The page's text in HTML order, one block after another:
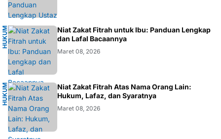
H
U
KU
M
I
S
L
AM
Niat Zakat Fitrah untuk Ibu: Panduan Lengkap
dan Lafal Bacaannya
Maret 08, 2026
H
U
KU
M
I
S
L
AM
Niat Zakat Fitrah Atas Nama Orang Lain:
Hukum, Lafaz, dan Syaratnya
Maret 08, 2026